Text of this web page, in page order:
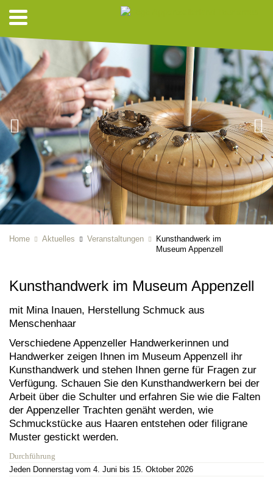
Home Aktuelles Veranstaltungen
Kunsthandwerk im
Museum Appenzell
Kunsthandwerk im Museum Appenzell
mit Mina Inauen, Herstellung Schmuck aus
Menschenhaar
Verschiedene Appenzeller Handwerkerinnen und
Handwerker zeigen Ihnen im Museum Appenzell ihr
Kunsthandwerk und stehen Ihnen gerne für Fragen zur
Verfügung. Schauen Sie den Kunsthandwerkern bei der
Arbeit über die Schulter und erfahren Sie wie die Falten
der Appenzeller Trachten genäht werden, wie
Schmuckstücke aus Haaren entstehen oder filigrane
Muster gestickt werden.
Durchführung
Jeden Donnerstag vom 4. Juni bis 15. Oktober 2026